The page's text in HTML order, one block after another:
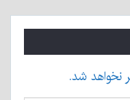
نخواهد شد.